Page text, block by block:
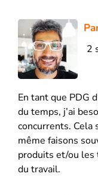
2
En tant que PDG
du temps, j’ai
concurrents. Cela
même faisons
produits et/ou les
du travail.